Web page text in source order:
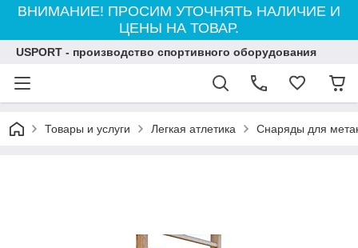
ВНИМАНИЕ! ПРОСИМ УТОЧНЯТЬ НАЛИЧИЕ И
ЦЕНЫ НА ТОВАР.
USPORT - производство спортивного оборудования
Товары и услуги Легкая атлетика Снаряды для